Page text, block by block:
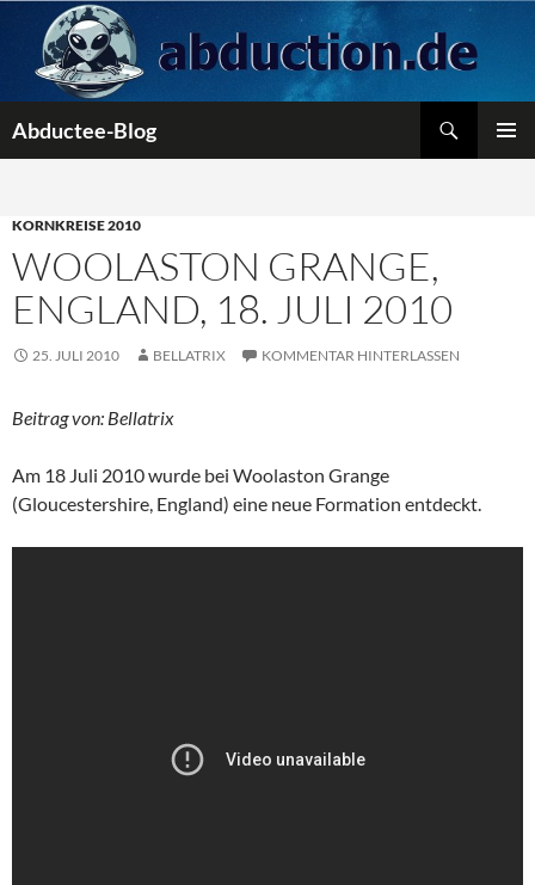
Inhalt
springen
Abductee-Blog
KORNKREISE 2010
WOOLASTON GRANGE,
ENGLAND, 18. JULI 2010
25. JULI 2010 BELLATRIX KOMMENTAR HINTERLASSEN
Beitrag von: Bellatrix
Am 18 Juli 2010 wurde bei Woolaston Grange
(Gloucestershire, England) eine neue Formation entdeckt.